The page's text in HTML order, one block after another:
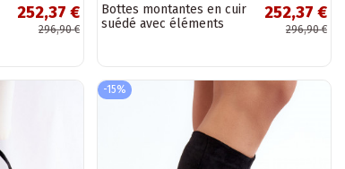
252,37 €
296,90 €
Bottes montantes en cuir
suédé avec éléments
252,37 €
296,90 €
-15%